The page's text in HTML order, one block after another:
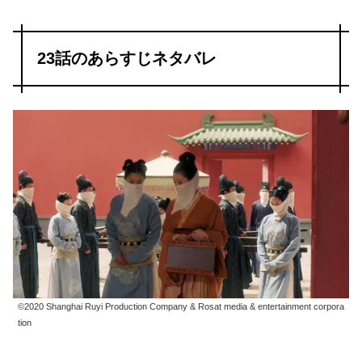
23話のあらすじネタバレ
©2020 Shanghai Ruyi Production Company & Rosat media & entertainment corpora
tion